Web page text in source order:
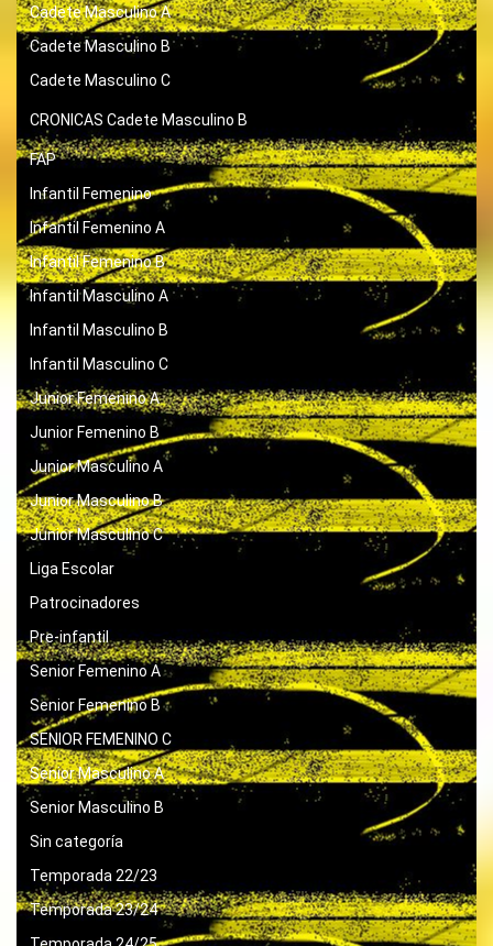
Cadete Masculino A
Cadete Masculino B
Cadete Masculino C
CRONICAS Cadete Masculino B
FAP
Infantil Femenino
Infantil Femenino A
Infantil Femenino B
Infantil Masculino A
Infantil Masculino B
Infantil Masculino C
Junior Femenino A
Junior Femenino B
Junior Masculino A
Junior Masculino B
Junior Masculino C
Liga Escolar
Patrocinadores
Pre-infantil
Senior Femenino A
Senior Femenino B
SENIOR FEMENINO C
Senior Masculino A
Senior Masculino B
Sin categoría
Temporada 22/23
Temporada 23/24